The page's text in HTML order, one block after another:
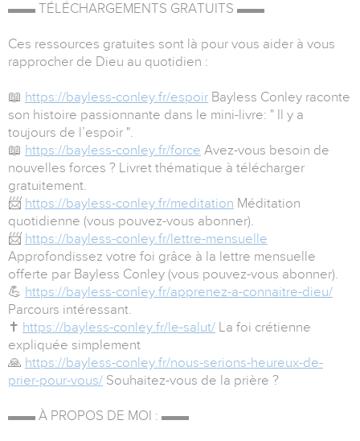
▬▬ TÉLÉCHARGEMENTS GRATUITS ▬▬
Ces ressources gratuites sont là pour vous aider à vous
rapprocher de Dieu au quotidien :
📖 https://bayless-conley.fr/espoir Bayless Conley raconte
son histoire passionnante dans le mini-livre: " Il y a
toujours de l’espoir ".
📖 https://bayless-conley.fr/force Avez-vous besoin de
nouvelles forces ? Livret thématique à télécharger
gratuitement.
📨 https://bayless-conley.fr/meditation Méditation
quotidienne (vous pouvez-vous abonner).
📨 https://bayless-conley.fr/lettre-mensuelle
Approfondissez votre foi grâce à la lettre mensuelle
offerte par Bayless Conley (vous pouvez-vous abonner).
💪 https://bayless-conley.fr/apprenez-a-connaitre-dieu/
Parcours intéressant.
✝️ https://bayless-conley.fr/le-salut/ La foi crétienne
expliquée simplement
🙏 https://bayless-conley.fr/nous-serions-heureux-de-
prier-pour-vous/ Souhaitez-vous de la prière ?
▬▬ À PROPOS DE MOI : ▬▬